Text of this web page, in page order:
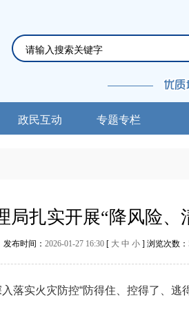
政民互动 专题专栏
局扎实开展“降风险、
发布时间： 2026-01-27 16:30 [ 大 中 小 ] 浏览次数：
实火灾防控“防得住、控得了、逃